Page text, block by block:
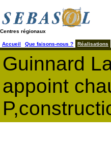
Centres régionaux
Accueil Que faisons-nous ? Réalisations
Guinnard
appoint